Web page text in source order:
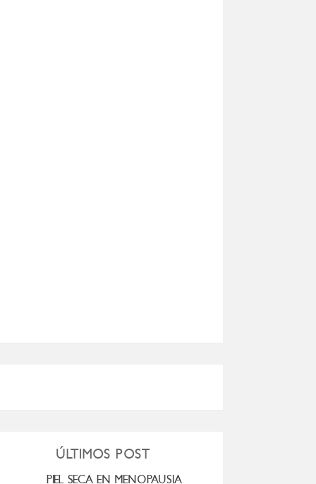
ÚLTIMOS POST
PIEL SECA EN MENOPAUSIA